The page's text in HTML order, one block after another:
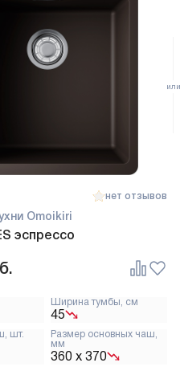
нет отзывов
Omoikiri
эспрессо
Ширина тумбы, см
45
шт.
Размер основных чаш,
мм
360 х 370